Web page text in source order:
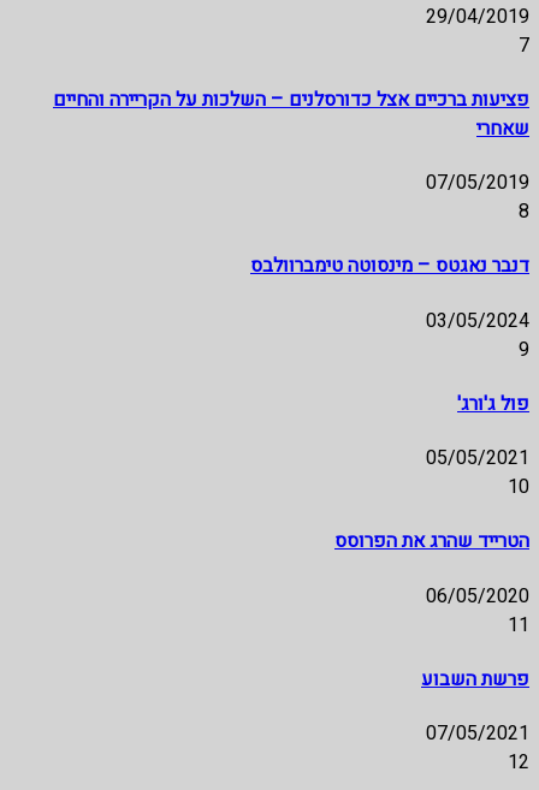
29/04/2019
7
פציעות ברכיים אצל כדורסלנים – השלכות על הקריירה והחיים
שאחרי
07/05/2019
8
דנבר נאגטס – מינסוטה טימברוולבס
03/05/2024
9
פול ג'ורג'
05/05/2021
10
הטרייד שהרג את הפרוסס
06/05/2020
11
פרשת השבוע
07/05/2021
12